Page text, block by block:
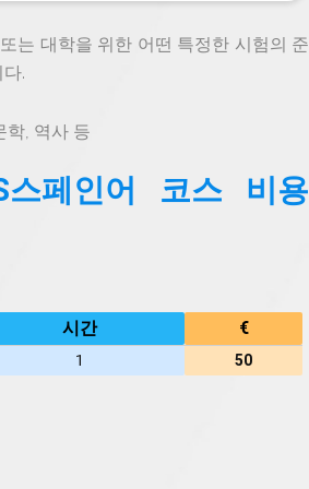
는 대학을 위한 어떤 특정한 시험의 준
.
학, 역사 등
스페인어 코스 비용
시간 €
1 50